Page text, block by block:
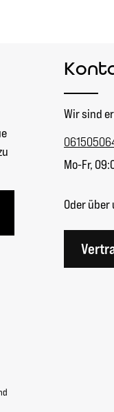
Wir sind
Mo-Fr,
Oder über